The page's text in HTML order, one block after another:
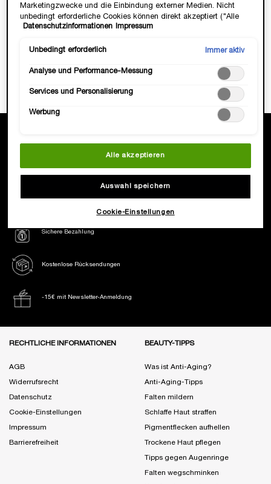
JETZT CHATTEN!
Kostenlose Probenzu Deiner Bestellung
Sichere Bezahlung
Kostenlose Rücksendungen
-15€ mit Newsletter-Anmeldung
RECHTLICHE INFORMATIONEN
AGB
Widerrufsrecht
Datenschutz
Cookie-Einstellungen
Impressum
Barrierefreiheit
BEAUTY-TIPPS
Was ist Anti-Aging?
Anti-Aging-Tipps
Falten mildern
Schlaffe Haut straffen
Pigmentflecken aufhellen
Trockene Haut pflegen
Tipps gegen Augenringe
Falten wegschminken
Marketingzwecke und die Einbindung externer Medien. Nicht
unbedingt erforderliche Cookies können direkt akzeptiert ("Alle
akzeptieren") oder abgelehnt ("Ohne Einwilligung fortfahren")
ebenfalls möglich und speicherbar ("Auswahl speichern"). Die
angepasst werden. Für weitere Informationen s. unsere
Datenschutzinformationen Impressum
Unbedingt erforderlich Immer aktiv
Analyse und Performance-Messung
Services und Personalisierung
Werbung
Alle akzeptieren
Auswahl speichern
Cookie-Einstellungen